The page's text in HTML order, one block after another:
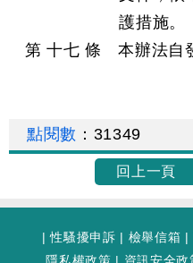
護措施。
第 十七 條 本辦法自
點閱數 ： 31349
回上一頁
|性騷擾申訴 | 檢舉信箱 |